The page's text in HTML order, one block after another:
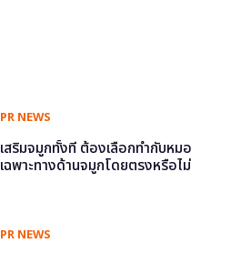
PR NEWS
เสริมจมูกทั้งที ต้องเลือกทำกับหมอ
เฉพาะทางด้านจมูกโดยตรงหรือไม่
PR NEWS